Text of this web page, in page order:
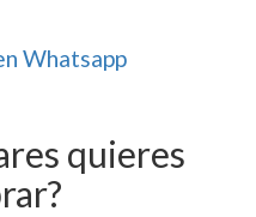
Whatsapp
quieres